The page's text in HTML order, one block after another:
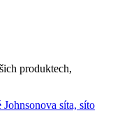
produktech,